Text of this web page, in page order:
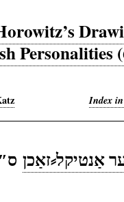
Personalities
Index
אַנטיקל⸗זאַכן